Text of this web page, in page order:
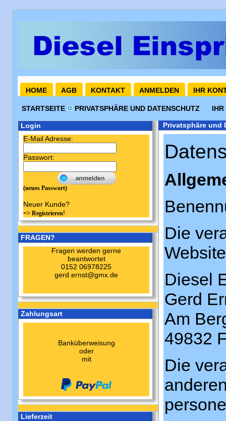
HOME AGB KONTAKT ANMELDEN IHR
STARTSEITE PRIVATSPHÄRE UND DATENSCHUTZ IHR
Login
E-Mail Adresse:
Passwort:
(neues Passwort)
Neuer Kunde?
=> Registrieren!
FRAGEN?
Fragen werden gerne
beantwortet
0152 06978225
gerd.ernst@gmx.de
Zahlungsart
Banküberweisung
oder
mit
Lieferzeit
Privatsphäre und
Die
Diesel
Gerd
Am
49832
Die